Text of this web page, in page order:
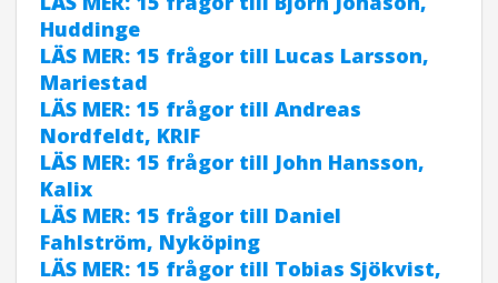
Huddinge
LÄS MER: 15 frågor till Lucas Larsson,
Mariestad
LÄS MER: 15 frågor till Andreas
Nordfeldt, KRIF
LÄS MER: 15 frågor till John Hansson,
Kalix
LÄS MER: 15 frågor till Daniel
Fahlström, Nyköping
LÄS MER: 15 frågor till Tobias Sjökvist,